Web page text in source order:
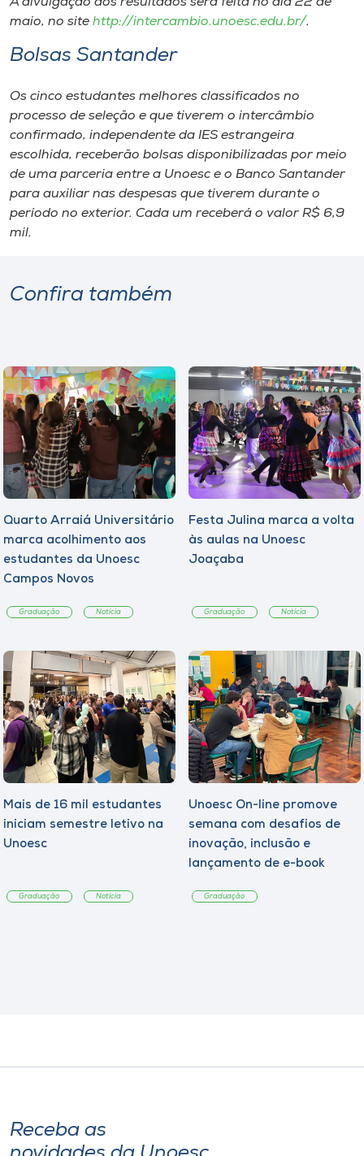
maio, no site http://intercambio.unoesc.edu.br/.
Bolsas Santander
Os cinco estudantes melhores classificados no
processo de seleção e que tiverem o intercâmbio
confirmado, independente da IES estrangeira
escolhida, receberão bolsas disponibilizadas por meio
de uma parceria entre a Unoesc e o Banco Santander
para auxiliar nas despesas que tiverem durante o
período no exterior. Cada um receberá o valor R$ 6,9
mil.
Confira também
Quarto Arraiá Universitário
marca acolhimento aos
estudantes da Unoesc
Campos Novos
Graduação Notícia
Festa Julina marca a volta
às aulas na Unoesc
Joaçaba
Graduação Notícia
Mais de 16 mil estudantes
iniciam semestre letivo na
Unoesc
Graduação Notícia
Unoesc On-line promove
semana com desafios de
inovação, inclusão e
lançamento de e-book
Graduação
Receba as